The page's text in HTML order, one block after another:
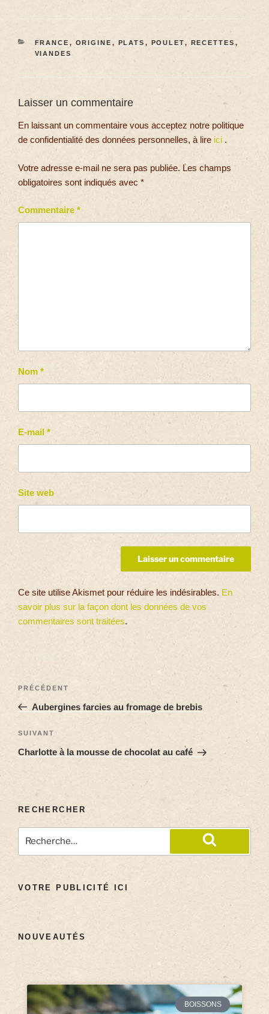
FRANCE , ORIGINE , PLATS , POULET, RECETTES ,
VIANDES
Laisser un commentaire
En laissant un commentaire vous acceptez notre politique
de confidentialité des données personnelles, à lire ici .
Votre adresse e-mail ne sera pas publiée. Les champs
obligatoires sont indiqués avec *
Commentaire *
Nom *
E-mail *
Site web
Ce site utilise Akismet pour réduire les indésirables. En
savoir plus sur la façon dont les données de vos
commentaires sont traitées.
PRÉCÉDENT
Aubergines farcies au fromage de brebis
SUIVANT
Charlotte à la mousse de chocolat au café
RECHERCHER
VOTRE PUBLICITÉ ICI
NOUVEAUTÉS
BOISSONS